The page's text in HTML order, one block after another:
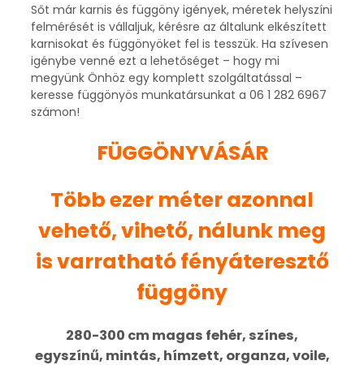
Sőt már karnis és függöny igények, méretek helyszíni
felmérését is vállaljuk, kérésre az általunk elkészített
karnisokat és függönyöket fel is tesszük. Ha szívesen
igénybe venné ezt a lehetőséget – hogy mi
megyünk Önhöz egy komplett szolgáltatással –
keresse függönyös munkatársunkat a 06 1 282 6967
számon!
FÜGGÖNYVÁSÁR
Több ezer méterazonnal
vehető, vihető, nálunk meg
is varrathatófényáteresztő
függöny
280-300 cm magas fehér, színes,
egyszínű, mintás, hímzett, organza, voile,